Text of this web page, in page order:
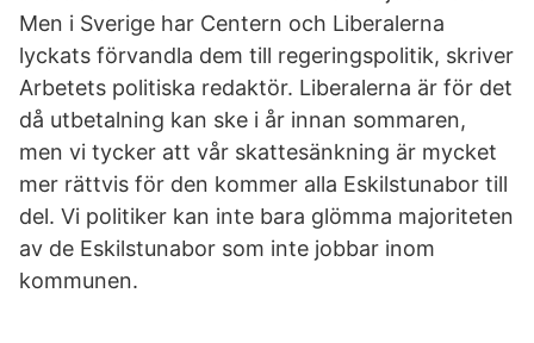
Men i Sverige har Centern och Liberalerna
lyckats förvandla dem till regeringspolitik, skriver
Arbetets politiska redaktör. Liberalerna är för det
då utbetalning kan ske i år innan sommaren,
men vi tycker att vår skattesänkning är mycket
mer rättvis för den kommer alla Eskilstunabor till
del. Vi politiker kan inte bara glömma majoriteten
av de Eskilstunabor som inte jobbar inom
kommunen.